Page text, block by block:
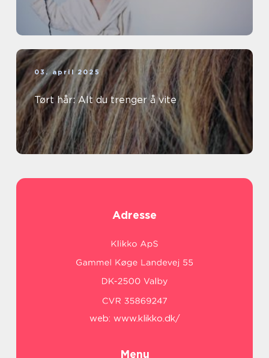
03. april 2025
Tørt hår: Alt du trenger å vite
Adresse
web: www.klikko.dk/
Menu